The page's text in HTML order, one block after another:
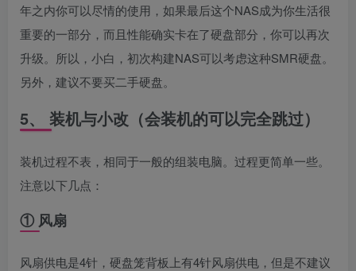
年之内你可以尽情的使用，如果最后这个NAS成为你生活很
重要的一部分，而且性能确实卡在了硬盘部分，你可以再次
升级。所以，小白，初次构建NAS可以考虑这种SMR硬盘。
另外，建议不要买二手硬盘。
5、 装机与小改（会装机的可以完全跳过）
装机过程不表，相同于一般的组装电脑。过程更简单一些。
注意以下几点：
① 风扇
风扇供电是4针，硬盘笼背板上有4针风扇供电，但是不建议